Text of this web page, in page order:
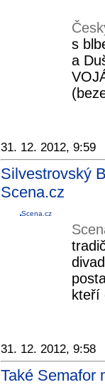
s
a
31. 12. 2012, 9:59
Silvestrovský
Scena.cz
Scena.cz
kteří
31. 12. 2012, 9:58
Také Semafor